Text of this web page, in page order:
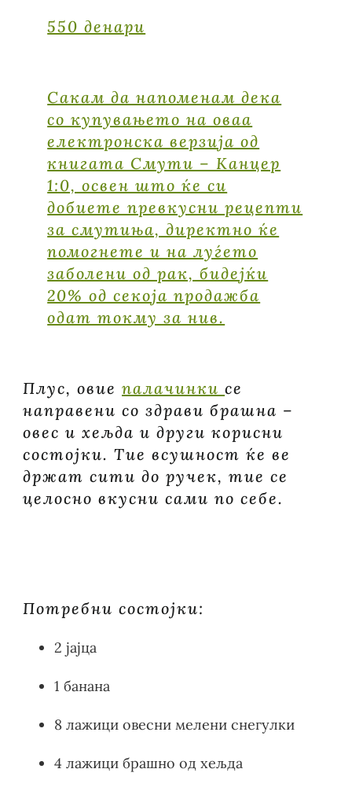
550 денари
Сакам да напоменам дека
со купувањето на оваа
електронска верзија од
книгата Смути – Канцер
1:0, освен што ќе си
добиете превкусни рецепти
за смутиња, директно ќе
помогнете и на луѓето
заболени од рак, бидејќи
20% од секоја продажба
одат токму за нив.
Плус, овие палачинки се
направени со здрави брашна –
овес и хељда и други корисни
состојки. Тие всушност ќе ве
држат сити до ручек, тие се
целосно вкусни сами по себе.
Потребни состојки:
2 јајца
1 банана
8 лажици овесни мелени снегулки
4 лажици брашно од хељда